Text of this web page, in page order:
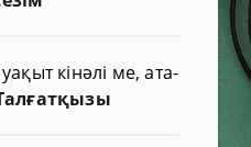
кінәлі ме, ата-